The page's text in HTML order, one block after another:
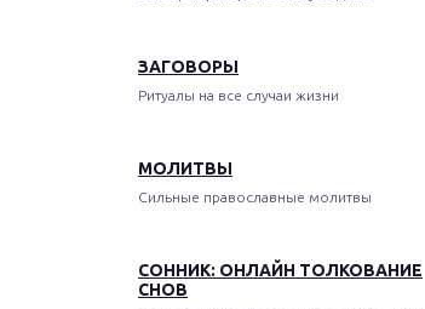
ЗАГОВОРЫ
Ритуалы на все случаи жизни
МОЛИТВЫ
Сильные православные молитвы
СОННИК: ОНЛАЙН ТОЛКОВАНИЕ
СНОВ